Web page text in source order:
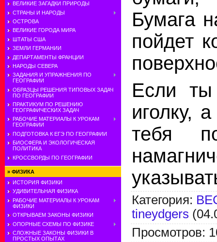
ВЕЛИКИЕ ЗАГАДКИ ПРИРОДЫ
СТРАНЫ И НАРОДЫ
ОСТРОВА
ВЕЛИКИЕ ГОРОДА МИРА
ШТАТЫ США
ЗЕМЛИ ГЕРМАНИИ
ДЕПАРТАМЕНТЫ ФРАНЦИИ
НАРОДЫ СЕВЕРА
ЗАДАНИЯ И УПРАЖНЕНИЯ ПО
ГЕОГРАФИИ
ОБРАЗЦЫ РЕШЕНИЯ ТИПОВЫХ ЗАДАЧ
ПО ГЕОГРАФИИ
ПРАКТИКУМ ПО РЕШЕНИЮ
ГЕОГРАФИЧЕСКИХ ЗАДАЧ
РАБОЧИЕ МАТЕРИАЛЫ К УРОКАМ
ГЕОГРАФИИ
ПОДГОТОВКА К ЕГЭ ПО ГЕОГРАФИИ
БИОСФЕРА И ЭКОЛОГИЧЕСКАЯ
ПОЛИТИКА
КРОССВОРДЫ ПО ГЕОГРАФИИ
» ФИЗИКА
ИСТОРИЯ ФИЗИКИ
УДИВИТЕЛЬНАЯ ФИЗИКА
РАБОЧИЕ МАТЕРИАЛЫ К УРОКАМ
ФИЗИКИ
ОТКРЫВАЕМ ЗАКОНЫ ФИЗИКИ
ОПОРНЫЕ СХЕМЫ ПО ФИЗИКЕ
СЛОЖНЫЕ ЗАКОНЫ ФИЗИКИ В
ПРОСТЫХ ОПЫТАХ
Бумага
пойдет
Если ты
иголку,
тебя
Категория:
tineydgers
Просмотров: